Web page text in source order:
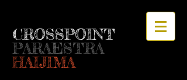
CROSSPOINT
PARAESTRA
HAIJIMA